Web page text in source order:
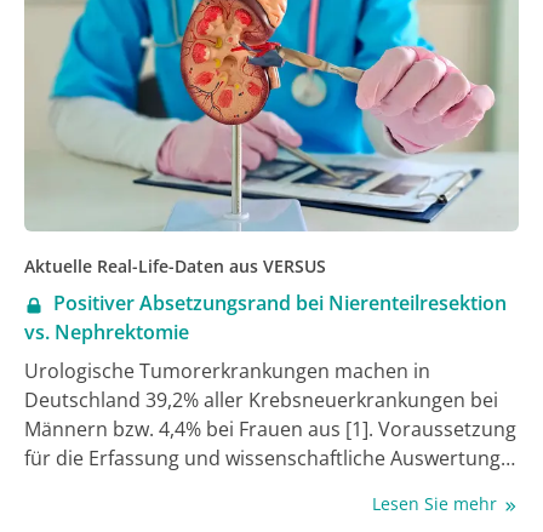
Aktuelle Real-Life-Daten aus VERSUS
Positiver Absetzungsrand bei Nierenteilresektion
vs. Nephrektomie
Urologische Tumorerkrankungen machen in
Deutschland 39,2% aller Krebsneuerkrankungen bei
Männern bzw. 4,4% bei Frauen aus [1]. Voraussetzung
für die Erfassung und wissenschaftliche Auswertung
Tumorerkrankungen ist deren standardisierte
Lesen Sie mehr